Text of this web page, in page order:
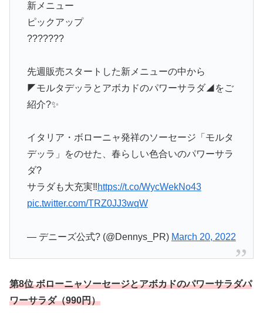
新メニュー
ピックアップ
???????
先週販売スタートした新メニューの中から
◤モルタデッラとアボカドのパワーサラダ◢をご
紹介?✨
イタリア・ボローニャ発祥のソーセージ「モルタ
デッラ」をのせた、春らしい色合いのパワーサラ
ダ?
サラダも大充実‼https://t.co/WycWekNo43
pic.twitter.com/TRZ0JJ3wqW
— デニーズ公式? (@Dennys_PR) March 20, 2022
第8位 ボローニャソーセージとアボカドのパワーサラダパ
ワーサラダ（990円）